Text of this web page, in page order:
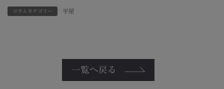
コラムカテゴリー 平屋
一覧へ戻る